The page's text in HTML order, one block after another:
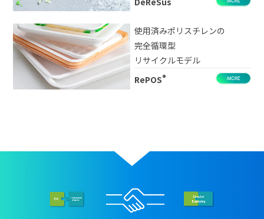
使用済みポリスチレンの
完全循環型
リサイクルモデル
RePOS®